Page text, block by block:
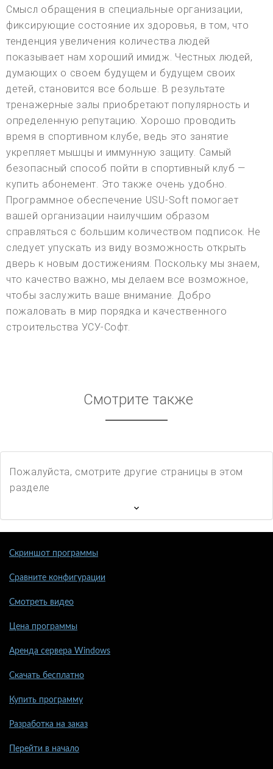
Смысл обращения в специальные организации,
фиксирующие состояние их здоровья, в том, что
тенденция увеличения количества людей
показывает нам хороший имидж. Честных людей,
думающих о своем будущем и будущем своих
детей, становится все больше. В результате
тренажерные залы приобретают популярность и
определенную репутацию. Хорошо проводить
время в спортивном клубе, ведь это занятие
укрепляет мышцы и иммунную защиту. Самый
безопасный способ пойти в спортивный клуб —
купить абонемент. Это также очень удобно.
Программное обеспечение USU-Soft помогает
вашей организации наилучшим образом
справляться с большим количеством подписок. Не
следует упускать из виду возможность открыть
дверь к новым достижениям. Поскольку мы знаем,
что качество важно, мы делаем все возможное,
чтобы заслужить ваше внимание. Добро
пожаловать в мир порядка и качественного
строительства УСУ-Софт.
Смотрите также
Пожалуйста, смотрите другие страницы в этом
разделе
Скриншот программы
Сравните конфигурации
Смотреть видео
Цена программы
Аренда сервера Windows
Скачать бесплатно
Купить программу
Разработка на заказ
Перейти в начало